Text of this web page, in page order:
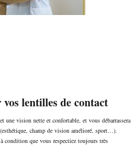
lentilles de contact
une vision nette et confortable, et vous débarrassera
champ de vision amélioré, sport…).
condition que vous respectiez toujours très